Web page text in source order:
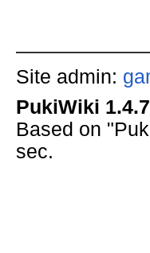
Site admin:
PukiWiki 1.4.7
Based on
sec.